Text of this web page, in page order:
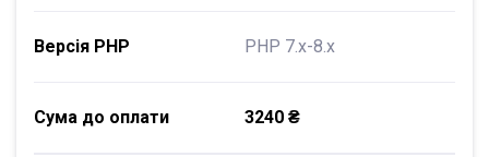
Версія PHP PHP 7.x-8.x
Сума до оплати 3240 ₴